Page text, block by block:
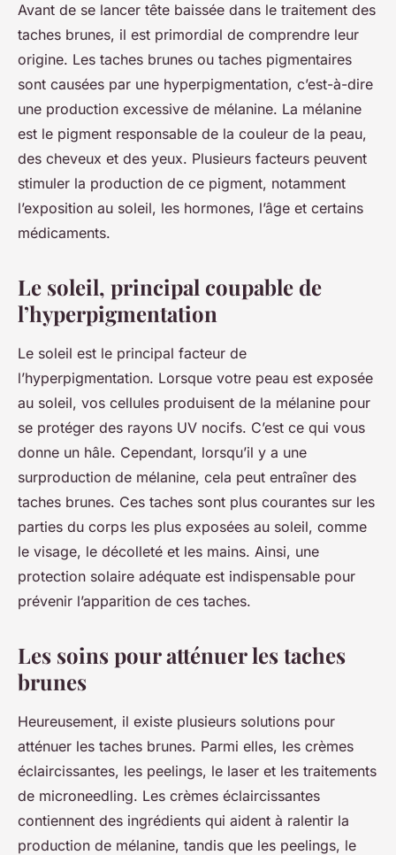
Avant de se lancer tête baissée dans le traitement des
taches brunes, il est primordial de comprendre leur
origine. Les taches brunes ou taches pigmentaires
sont causées par une hyperpigmentation, c’est-à-dire
une production excessive de mélanine. La mélanine
est le pigment responsable de la couleur de la peau,
des cheveux et des yeux. Plusieurs facteurs peuvent
stimuler la production de ce pigment, notamment
l’exposition au soleil, les hormones, l’âge et certains
médicaments.
Le soleil, principal coupable de
l’hyperpigmentation
Le soleil est le principal facteur de
l’hyperpigmentation. Lorsque votre peau est exposée
au soleil, vos cellules produisent de la mélanine pour
se protéger des rayons UV nocifs. C’est ce qui vous
donne un hâle. Cependant, lorsqu’il y a une
surproduction de mélanine, cela peut entraîner des
taches brunes. Ces taches sont plus courantes sur les
parties du corps les plus exposées au soleil, comme
le visage, le décolleté et les mains. Ainsi, une
protection solaire adéquate est indispensable pour
prévenir l’apparition de ces taches.
Les soins pour atténuer les taches
brunes
Heureusement, il existe plusieurs solutions pour
atténuer les taches brunes. Parmi elles, les crèmes
éclaircissantes, les peelings, le laser et les traitements
de microneedling. Les crèmes éclaircissantes
contiennent des ingrédients qui aident à ralentir la
production de mélanine, tandis que les peelings, le